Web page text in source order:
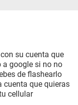
su cuenta que
a google si no no
de flashearlo
cuenta que quieras
cellular